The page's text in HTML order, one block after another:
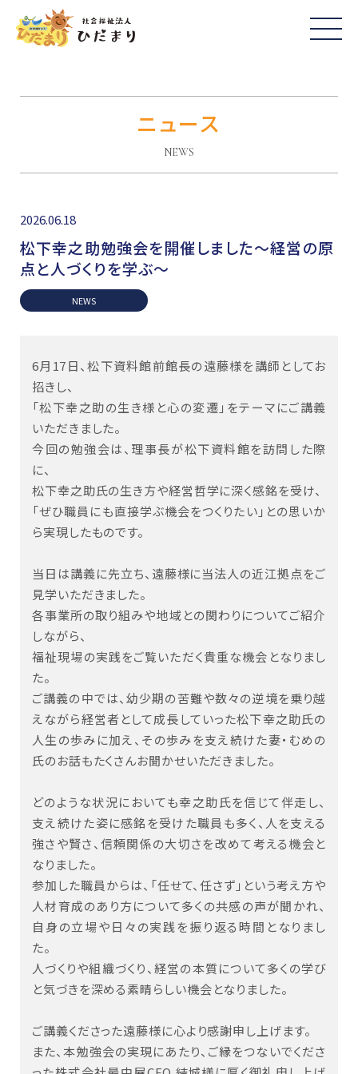
ニュース
NEWS
2026.06.18
松下幸之助勉強会を開催しました～経営の原
点と人づくりを学ぶ～
NEWS
6月17日、松下資料館前館長の遠藤様を講師としてお
招きし、
「松下幸之助の生き様と心の変遷」をテーマにご講義
いただきました。
今回の勉強会は、理事長が松下資料館を訪問した際
に、
松下幸之助氏の生き方や経営哲学に深く感銘を受け、
「ぜひ職員にも直接学ぶ機会をつくりたい」との思いか
ら実現したものです。
当日は講義に先立ち、遠藤様に当法人の近江拠点をご
見学いただきました。
各事業所の取り組みや地域との関わりについてご紹介
しながら、
福祉現場の実践をご覧いただく貴重な機会となりまし
た。
ご講義の中では、幼少期の苦難や数々の逆境を乗り越
えながら経営者として成長していった松下幸之助氏の
人生の歩みに加え、その歩みを支え続けた妻・むめの
氏のお話もたくさんお聞かせいただきました。
どのような状況においても幸之助氏を信じて伴走し、
支え続けた姿に感銘を受けた職員も多く、人を支える
強さや賢さ、信頼関係の大切さを改めて考える機会と
なりました。
参加した職員からは、「任せて、任さず」という考え方や
人材育成のあり方について多くの共感の声が聞かれ、
自身の立場や日々の実践を振り返る時間となりまし
た。
人づくりや組織づくり、経営の本質について多くの学び
と気づきを深める素晴らしい機会となりました。
ご講義くださった遠藤様に心より感謝申し上げます。
また、本勉強会の実現にあたり、ご縁をつないでくださ